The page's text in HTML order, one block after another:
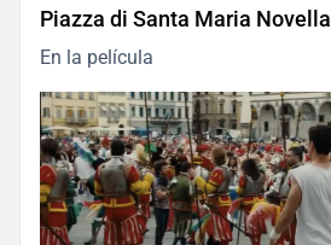
Piazza di Santa Maria Novella
En la película